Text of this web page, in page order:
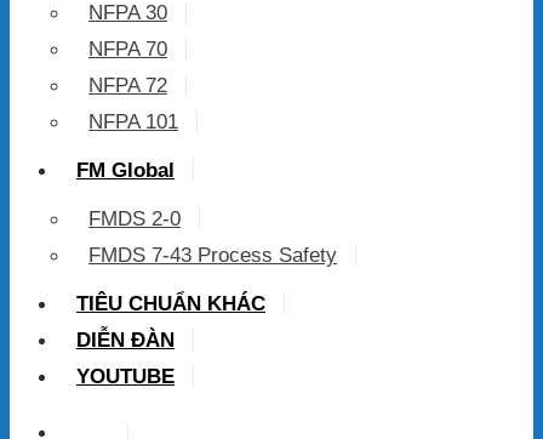
NFPA 30
NFPA 70
NFPA 72
NFPA 101
FM Global
FMDS 2-0
FMDS 7-43 Process Safety
TIÊU CHUẨN KHÁC
DIỄN ĐÀN
YOUTUBE